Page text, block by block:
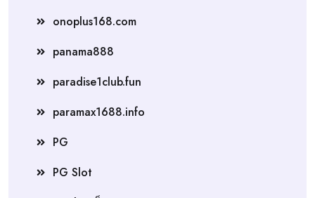
onoplus168.com
panama888
paradise1club.fun
paramax1688.info
PG
PG Slot